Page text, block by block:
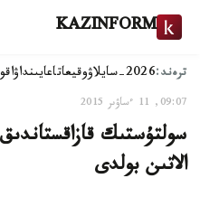
KAZINFORM
ترەند:2026-سايلاۋ وقيعاتاعايىنداۋ
09:07, 11 ءساۋىر 2015
سولتۇستىك
الاتىن بولدى